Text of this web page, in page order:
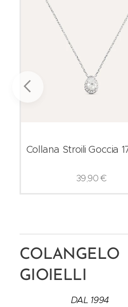
Collana Stroili Goccia
39,90€
COLANGELO
GIOIELLI
DAL 1994